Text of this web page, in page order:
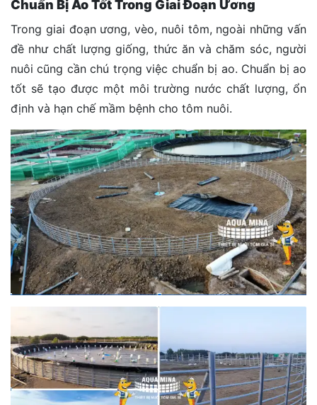
Chuẩn Bị Ao Tốt Trong Giai Đoạn Ương
Trong giai đoạn ương, vèo, nuôi tôm, ngoài những vấn
đề như chất lượng giống, thức ăn và chăm sóc, người
nuôi cũng cần chú trọng việc chuẩn bị ao. Chuẩn bị ao
tốt sẽ tạo được một môi trường nước chất lượng, ổn
định và hạn chế mầm bệnh cho tôm nuôi.